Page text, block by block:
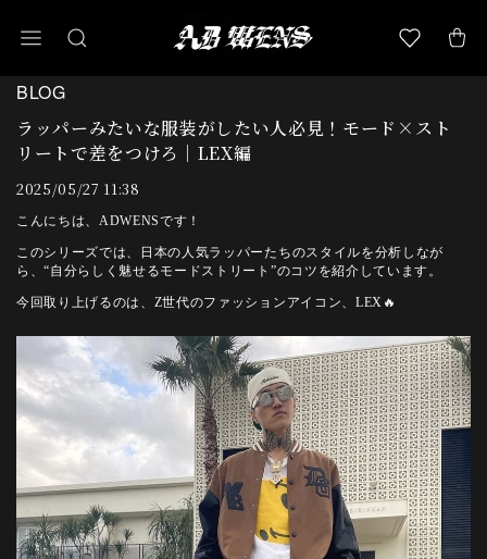
BLOG
ラッパーみたいな服装がしたい人必見！モード×スト
リートで差をつけろ｜LEX編
2025/05/27 11:38
こんにちは、ADWENSです！
このシリーズでは、日本の人気ラッパーたちのスタイルを分析しなが
ら、“自分らしく魅せるモードストリート”のコツを紹介しています。
今回取り上げるのは、Z世代のファッションアイコン、LEX🔥